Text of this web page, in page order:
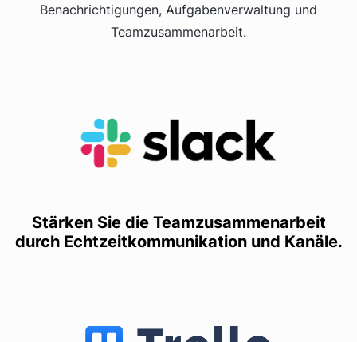
Benachrichtigungen, Aufgabenverwaltung und
Teamzusammenarbeit.
Stärken Sie die Teamzusammenarbeit
durch Echtzeitkommunikation und Kanäle.